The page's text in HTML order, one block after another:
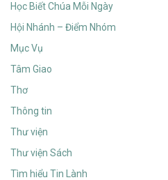
Học Biết Chúa Mỗi Ngày
Hội Nhánh – Điểm Nhóm
Mục Vụ
Tâm Giao
Thơ
Thông tin
Thư viện
Thư viện Sách
Tìm hiểu Tin Lành